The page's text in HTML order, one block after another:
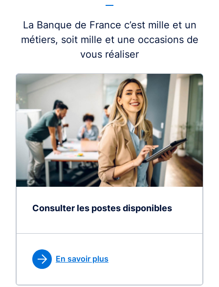
La Banque de France c’est mille et un
métiers, soit mille et une occasions de
vous réaliser
Consulter les postes disponibles
En savoir plus